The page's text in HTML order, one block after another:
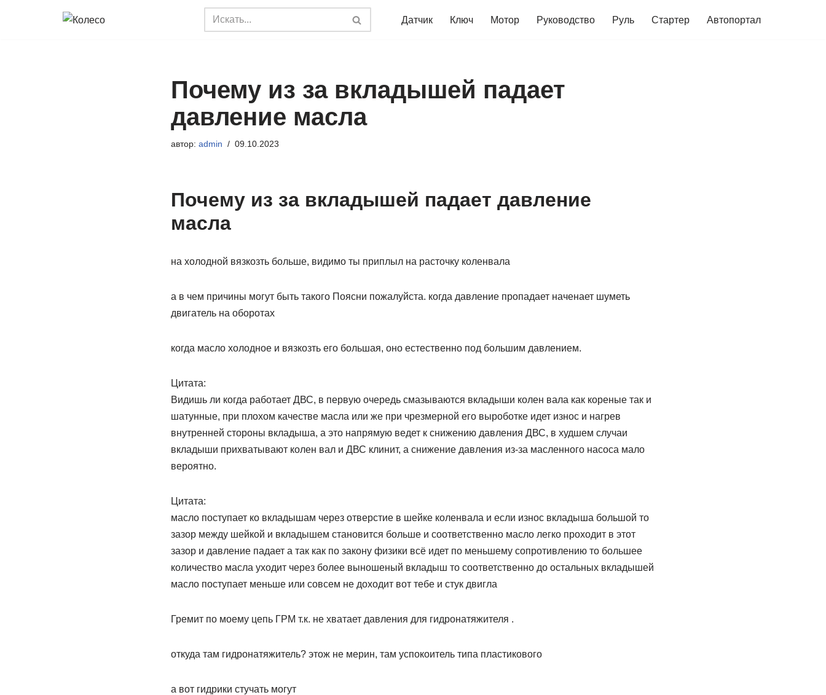
Датчик Ключ Мотор Руководство Руль Стартер Автопортал
Почему из за вкладышей падает
давление масла
автор: admin 09.10.2023
Почему из за вкладышей падает давление
масла
на холодной вязкозть больше, видимо ты приплыл на расточку коленвала
а в чем причины могут быть такого Поясни пожалуйста. когда давление пропадает наченает шуметь
двигатель на оборотах
когда масло холодное и вязкозть его большая, оно естественно под большим давлением.
Цитата:
Видишь ли когда работает ДВС, в первую очередь смазываются вкладыши колен вала как кореные так и
шатунные, при плохом качестве масла или же при чрезмерной его выроботке идет износ и нагрев
внутренней стороны вкладыша, а это напрямую ведет к снижению давления ДВС, в худшем случаи
вкладыши прихватывают колен вал и ДВС клинит, а снижение давления из-за масленного насоса мало
вероятно.
Цитата:
масло поступает ко вкладышам через отверстие в шейке коленвала и если износ вкладыша большой то
зазор между шейкой и вкладышем становится больше и соответственно масло легко проходит в этот
зазор и давление падает а так как по закону физики всё идет по меньшему сопротивлению то большее
количество масла уходит через более выношеный вкладыш то соответственно до остальных вкладышей
масло поступает меньше или совсем не доходит вот тебе и стук двигла
Гремит по моему цепь ГРМ т.к. не хватает давления для гидронатяжителя .
откуда там гидронатяжитель? этож не мерин, там успокоитель типа пластикового
а вот гидрики стучать могут